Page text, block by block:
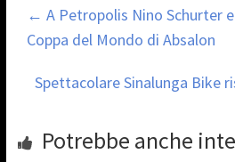
← A Petropolis Nino Schurter
Coppa del Mondo di Absalon
Spettacolare Sinalunga Bike
Potrebbe anche